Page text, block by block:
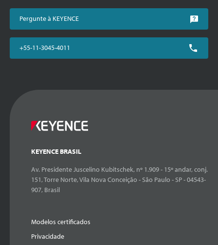
Pergunte à KEYENCE
+55-11-3045-4011
KEYENCE BRASIL
Av. Presidente Juscelino Kubitschek, nº 1.909 - 15º andar, conj.
151, Torre Norte, Vila Nova Conceição - São Paulo - SP - 04543-
907, Brasil
Modelos certificados
Privacidade